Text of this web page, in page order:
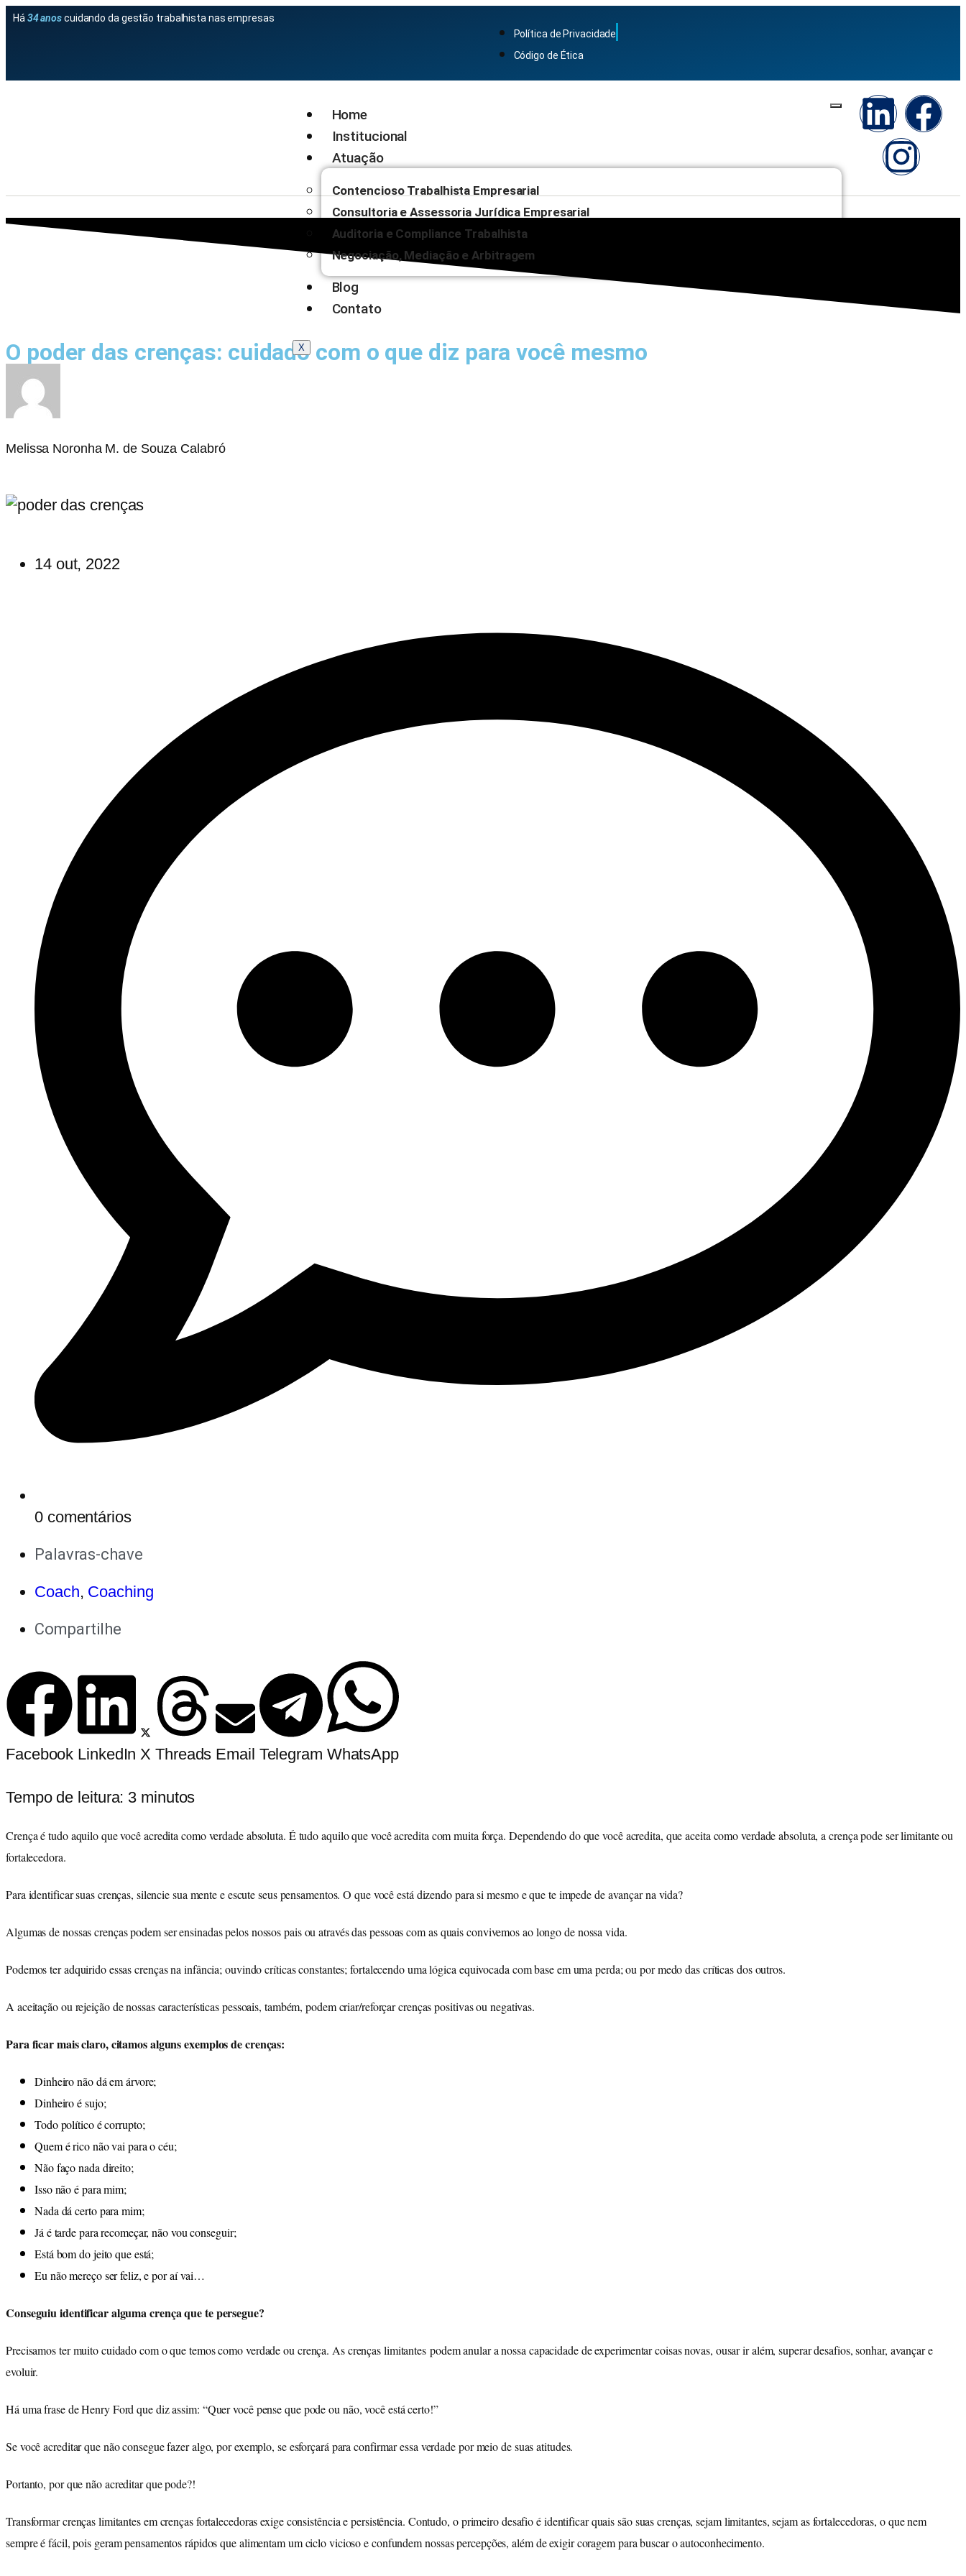
Há 34 anoscuidando da gestão trabalhista nas empresas
Política de Privacidade
Código de Ética
Home
Institucional
Atuação
Contencioso Trabalhista Empresarial
Consultoria e Assessoria Jurídica Empresarial
Auditoria e Compliance Trabalhista
Negociação, Mediação e Arbitragem
Blog
Contato
X
O poder das crenças: cuidado com o que diz para você mesmo
Melissa Noronha M. de Souza Calabró
14 out, 2022
0 comentários
Palavras-chave
Coach, Coaching
Compartilhe
Facebook LinkedIn X Threads Email Telegram WhatsApp
Tempo de leitura: 3 minutos
Crença é tudo aquilo que você acredita como verdade absoluta. É tudo aquilo que você acredita com muita força. Dependendo do que você acredita, que aceita como verdade absoluta, a crença pode ser limitante ou
fortalecedora.
Para identificar suas crenças, silencie sua mente e escute seus pensamentos. O que você está dizendo para si mesmo e que te impede de avançar na vida?
Algumas de nossas crenças podem ser ensinadas pelos nossos pais ou através das pessoas com as quais convivemos ao longo de nossa vida.
Podemos ter adquirido essas crenças na infância; ouvindo críticas constantes; fortalecendo uma lógica equivocada com base em uma perda; ou por medo das críticas dos outros.
A aceitação ou rejeição de nossas características pessoais, também, podem criar/reforçar crenças positivas ou negativas.
Para ficar mais claro, citamos alguns exemplos de crenças:
Dinheiro não dá em árvore;
Dinheiro é sujo;
Todo político é corrupto;
Quem é rico não vai para o céu;
Não faço nada direito;
Isso não é para mim;
Nada dá certo para mim;
Já é tarde para recomeçar, não vou conseguir;
Está bom do jeito que está;
Eu não mereço ser feliz, e por aí vai…
Conseguiu identificar alguma crença que te persegue?
Precisamos ter muito cuidado com o que temos como verdade ou crença. As crenças limitantes podem anular a nossa capacidade de experimentar coisas novas, ousar ir além, superar desafios, sonhar, avançar e
evoluir.
Há uma frase de Henry Ford que diz assim: “Quer você pense que pode ou não, você está certo!”
Se você acreditar que não consegue fazer algo, por exemplo, se esforçará para confirmar essa verdade por meio de suas atitudes.
Portanto, por que não acreditar que pode?!
Transformar crenças limitantes em crenças fortalecedoras exige consistência e persistência. Contudo, o primeiro desafio é identificar quais são suas crenças, sejam limitantes, sejam as fortalecedoras, o que nem
sempre é fácil, pois geram pensamentos rápidos que alimentam um ciclo vicioso e confundem nossas percepções, além de exigir coragem para buscar o autoconhecimento.